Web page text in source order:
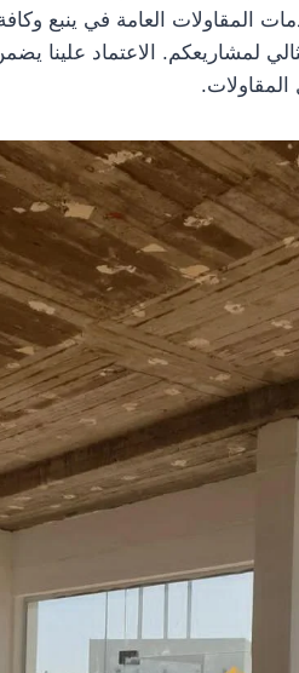
المقاولات العامة في ينبع وكافة
لمشاريعكم. الاعتماد علينا